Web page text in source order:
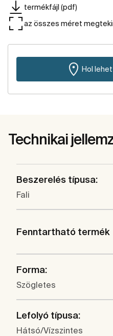
termékfájl (pdf)
az összes méret
Hol
Technikai
Beszerelés típusa:
Fali
Fenntartható termék
Forma:
Szögletes
Lefolyó típusa:
Hátsó/Vízszintes